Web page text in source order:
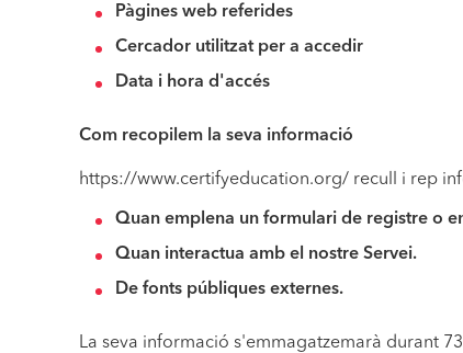
Pàgines web referides
Cercador utilitzat per a accedir
Data i hora d'accés
Com recopilem la seva informació
https://www.certifyeducation.org/ recull i rep
Quan emplena un formulari de registre o
Quan interactua amb el nostre Servei.
De fonts públiques externes.
La seva informació s'emmagatzemarà durant